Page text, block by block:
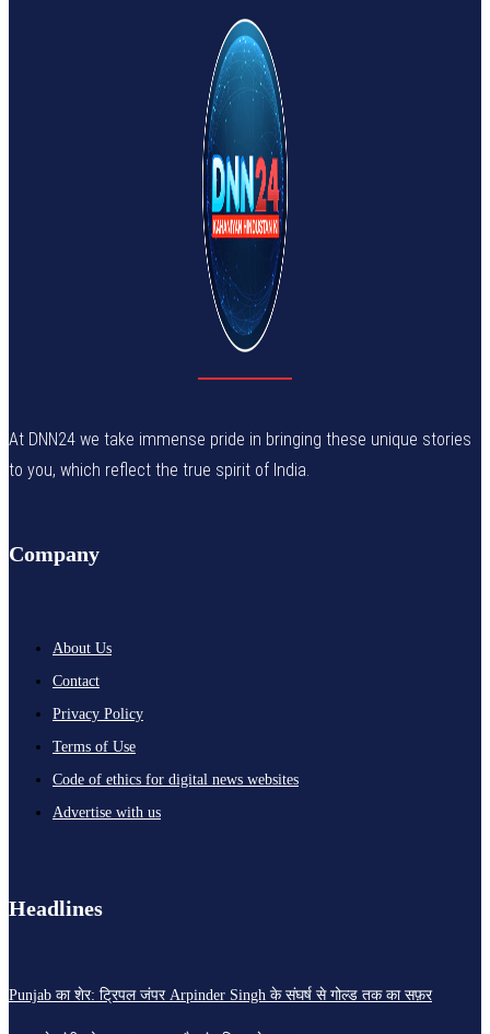
At DNN24 we take immense pride in bringing these unique stories
to you, which reflect the true spirit of India.
Company
About Us
Contact
Privacy Policy
Terms of Use
Code of ethics for digital news websites
Advertise with us
Headlines
Punjab का शेर: ट्रिपल जंपर Arpinder Singh के संघर्ष से गोल्ड तक का सफ़र